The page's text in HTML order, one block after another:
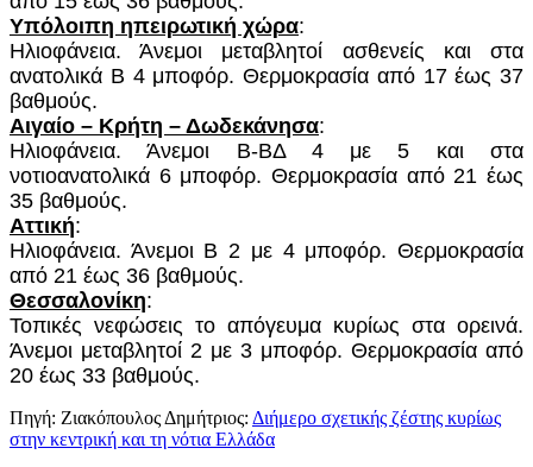
Υπόλοιπη ηπειρωτική χώρα:
Ηλιοφάνεια. Άνεμοι μεταβλητοί ασθενείς και στα
ανατολικά Β 4 μποφόρ. Θερμοκρασία από 17 έως 37
βαθμούς.
Αιγαίο – Κρήτη – Δωδεκάνησα:
Ηλιοφάνεια. Άνεμοι Β-ΒΔ 4 με 5 και στα
νοτιοανατολικά 6 μποφόρ. Θερμοκρασία από 21 έως
35 βαθμούς.
Αττική:
Ηλιοφάνεια. Άνεμοι Β 2 με 4 μποφόρ. Θερμοκρασία
από 21 έως 36 βαθμούς.
Θεσσαλονίκη:
Τοπικές νεφώσεις το απόγευμα κυρίως στα ορεινά.
Άνεμοι μεταβλητοί 2 με 3 μποφόρ. Θερμοκρασία από
20 έως 33 βαθμούς.
Πηγή: Ζιακόπουλος Δημήτριος: Διήμερο σχετικής ζέστης κυρίως
στην κεντρική και τη νότια Ελλάδα